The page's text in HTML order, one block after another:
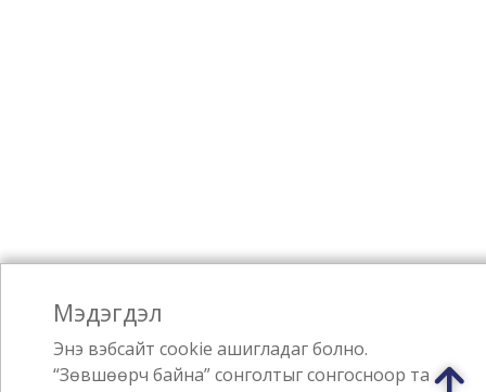
Мэдэгдэл
Энэ вэбсайт cookie ашигладаг болно.
“Зөвшөөрч байна” сонголтыг сонгосноор та